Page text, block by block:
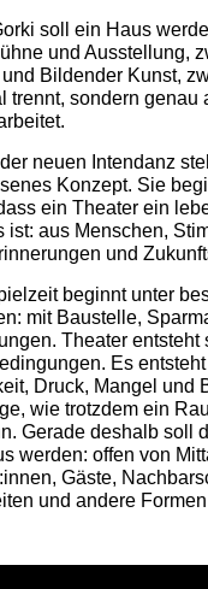
soll ein Haus
und Ausstellung,
Bildender Kunst,
trennt, sondern genau
neuen Intendanz
Konzept. Sie
ein Theater ein
ist: aus Menschen,
und
beginnt unter
mit Baustelle,
Theater entsteht
Es
Druck, Mangel und
wie trotzdem ein
Gerade deshalb soll
werden: offen von
Gäste,
und andere